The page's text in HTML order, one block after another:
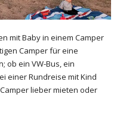
mit Baby in einem Camper
Camper für eine
ob ein VW-Bus, ein
einer Rundreise mit Kind
lieber mieten oder